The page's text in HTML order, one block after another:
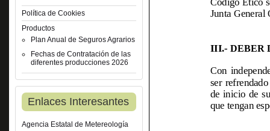
Política de Cookies
Productos
Plan Anual de Seguros Agrarios
Fechas de Contratación de las
diferentes producciones 2026
Enlaces Interesantes
Agencia Estatal de Metereología